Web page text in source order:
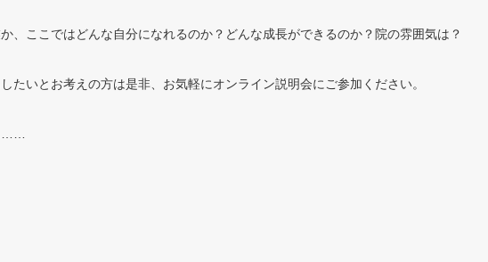
、ここではどんな自分になれるのか？どんな成長ができるのか？院の雰囲気は？
たいとお考えの方は是非、お気軽にオンライン説明会にご参加ください。